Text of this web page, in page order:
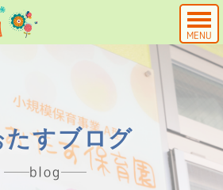
MENU
たすブログ
blog